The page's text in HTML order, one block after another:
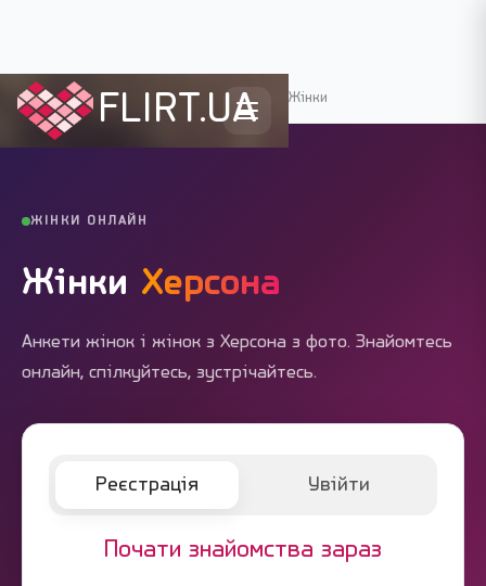
FLIRT.UA
Flirt.ua › Міста України Херсон Жінки
ЖІНКИ ОНЛАЙН
Жінки Херсона
Анкети жінок і жінок з Херсона з фото. Знайомтесь
онлайн, спілкуйтесь, зустрічайтесь.
Реєстрація Увійти
Почати знайомства зараз